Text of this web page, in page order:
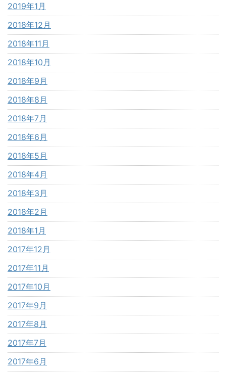
2019年1月
2018年12月
2018年11月
2018年10月
2018年9月
2018年8月
2018年7月
2018年6月
2018年5月
2018年4月
2018年3月
2018年2月
2018年1月
2017年12月
2017年11月
2017年10月
2017年9月
2017年8月
2017年7月
2017年6月